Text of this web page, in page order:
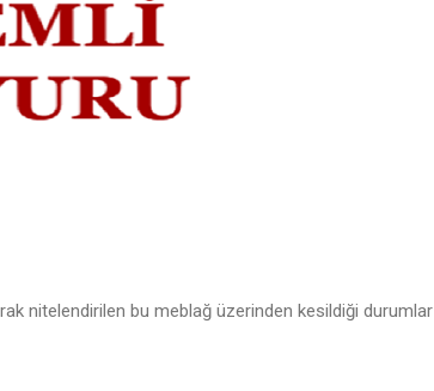
nitelendirilen bu meblağ üzerinden kesildiği durumlar